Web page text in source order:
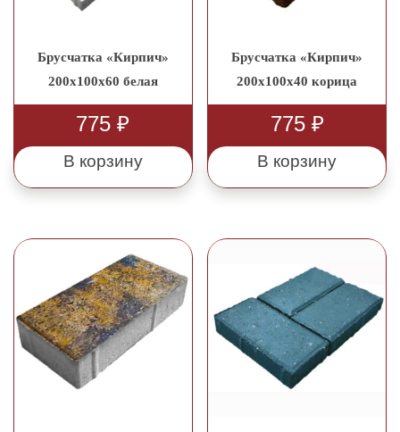
Брусчатка «Кирпич»
200x100x60 белая
775₽
В корзину
Брусчатка «Кирпич»
200x100x40 корица
775 ₽
В корзину